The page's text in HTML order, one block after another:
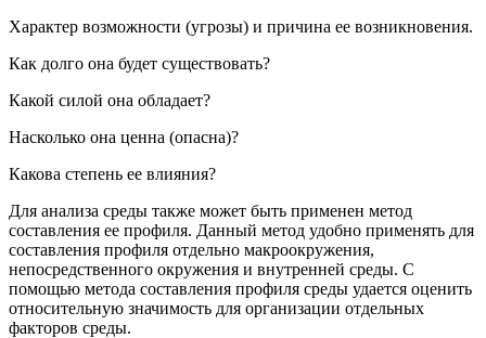
Характер возможности (угрозы) и причина ее возникновения.
Как долго она будет существовать?
Какой силой она обладает?
Насколько она ценна (опасна)?
Какова степень ее влияния?
Для анализа среды также может быть применен метод
составления ее профиля. Данный метод удобно применять для
составления профиля отдельно макроокружения,
непосредственного окружения и внутренней среды. С
помощью метода составления профиля среды удается оценить
относительную значимость для организации отдельных
факторов среды.